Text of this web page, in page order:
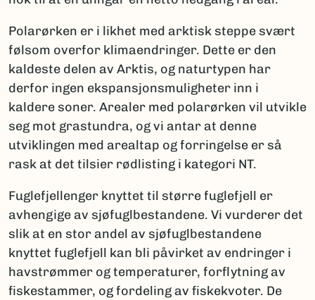
Polarørken er i likhet med arktisk steppe svært
følsom overfor klimaendringer. Dette er den
kaldeste delen av Arktis, og naturtypen har
derfor ingen ekspansjonsmuligheter inn i
kaldere soner. Arealer med polarørken vil utvikle
seg mot grastundra, og vi antar at denne
utviklingen med arealtap og forringelse er så
rask at det tilsier rødlisting i kategori NT.
Fuglefjellenger knyttet til større fuglefjell er
avhengige av sjøfuglbestandene. Vi vurderer det
slik at en stor andel av sjøfuglbestandene
knyttet fuglefjell kan bli påvirket av endringer i
havstrømmer og temperaturer, forflytning av
fiskestammer, og fordeling av fiskekvoter. De